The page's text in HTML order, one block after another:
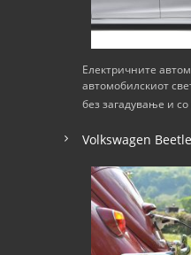
Електричните
автомобилскиот
без загадување и
Volkswagen